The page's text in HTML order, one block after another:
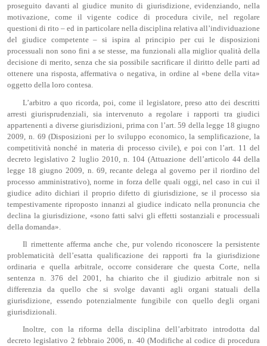
proseguito davanti al giudice munito di giurisdizione, evidenziando, nella
motivazione, come il vigente codice di procedura civile, nel regolare
questioni di rito – ed in particolare nella disciplina relativa all’individuazione
del giudice competente – si ispira al principio per cui le disposizioni
processuali non sono fini a se stesse, ma funzionali alla miglior qualità della
decisione di merito, senza che sia possibile sacrificare il diritto delle parti ad
ottenere una risposta, affermativa o negativa, in ordine al «bene della vita»
oggetto della loro contesa.
L’arbitro a quo ricorda, poi, come il legislatore, preso atto dei descritti
arresti giurisprudenziali, sia intervenuto a regolare i rapporti tra giudici
appartenenti a diverse giurisdizioni, prima con l’art. 59 della legge 18 giugno
2009, n. 69 (Disposizioni per lo sviluppo economico, la semplificazione, la
competitività nonché in materia di processo civile), e poi con l’art. 11 del
decreto legislativo 2 luglio 2010, n. 104 (Attuazione dell’articolo 44 della
legge 18 giugno 2009, n. 69, recante delega al governo per il riordino del
processo amministrativo), norme in forza delle quali oggi, nel caso in cui il
giudice adito dichiari il proprio difetto di giurisdizione, se il processo sia
tempestivamente riproposto innanzi al giudice indicato nella pronuncia che
declina la giurisdizione, «sono fatti salvi gli effetti sostanziali e processuali
della domanda».
Il rimettente afferma anche che, pur volendo riconoscere la persistente
problematicità dell’esatta qualificazione dei rapporti fra la giurisdizione
ordinaria e quella arbitrale, occorre considerare che questa Corte, nella
sentenza n. 376 del 2001, ha chiarito che il giudizio arbitrale non si
differenzia da quello che si svolge davanti agli organi statuali della
giurisdizione, essendo potenzialmente fungibile con quello degli organi
giurisdizionali.
Inoltre, con la riforma della disciplina dell’arbitrato introdotta dal
decreto legislativo 2 febbraio 2006, n. 40 (Modifiche al codice di procedura